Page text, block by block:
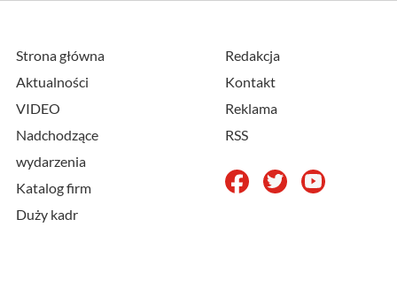
Strona główna
Aktualności
VIDEO
Nadchodzące
wydarzenia
Katalog firm
Duży kadr
Redakcja
Kontakt
Reklama
RSS